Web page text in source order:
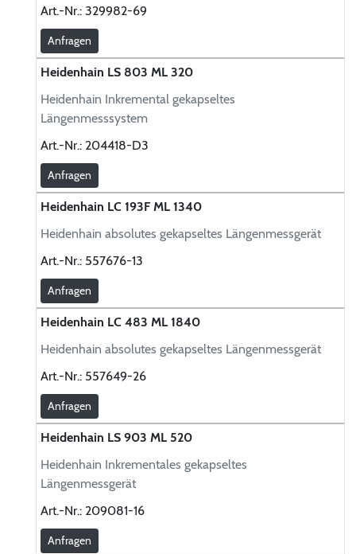
Art.-Nr.: 329982-69
Anfragen
Heidenhain LS 803 ML 320
Heidenhain Inkremental gekapseltes
Längenmesssystem
Art.-Nr.: 204418-D3
Anfragen
Heidenhain LC 193F ML 1340
Heidenhain absolutes gekapseltes Längenmessgerät
Art.-Nr.: 557676-13
Anfragen
Heidenhain LC 483 ML 1840
Heidenhain absolutes gekapseltes Längenmessgerät
Art.-Nr.: 557649-26
Anfragen
Heidenhain LS 903 ML 520
Heidenhain Inkrementales gekapseltes
Längenmessgerät
Art.-Nr.: 209081-16
Anfragen